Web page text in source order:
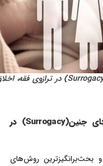
رحم اجاره‌ای و اهدای جنین(Surrogacy) در ترازوی فقه، اخلاق و
بخش اول: رحم اجاره‌ای و اهدای جنین(Surrogacy) در
روش‌های